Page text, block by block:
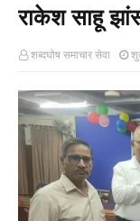
राकेश साहू
शब्दघोष समाचार सेवा